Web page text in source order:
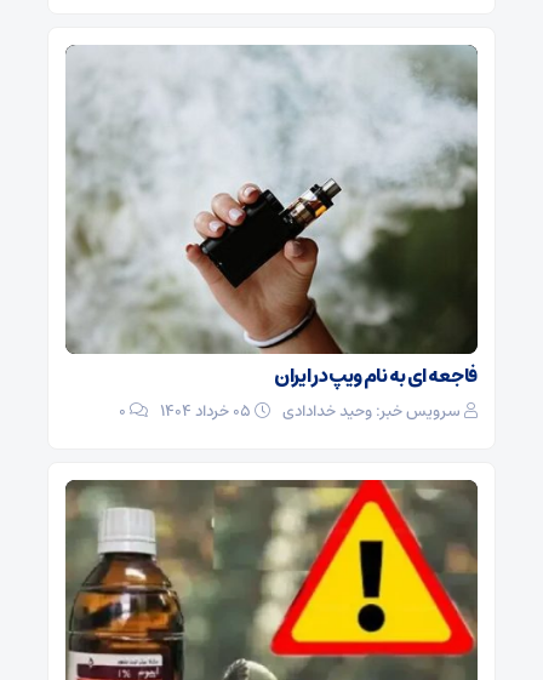
فاجعه ای به نام ویپ در ایران
سرویس خبر: وحید خدادادی 0